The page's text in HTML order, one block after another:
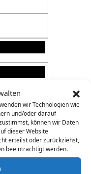
wir Technologien wie
und/oder darauf
können wir Daten
dieser Website
erteilst oder zurückziehst,
beeinträchtigt werden.